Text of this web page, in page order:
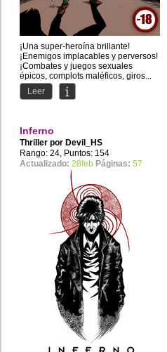
¡Una super-heroína brillante!
¡Enemigos implacables y perversos!
¡Combates y juegos sexuales
épicos, complots maléficos, giros...
Leer
Inferno
Thriller por Devil_HS
Rango: 24, Puntos: 154
Actualizado: 28feb Páginas: 57